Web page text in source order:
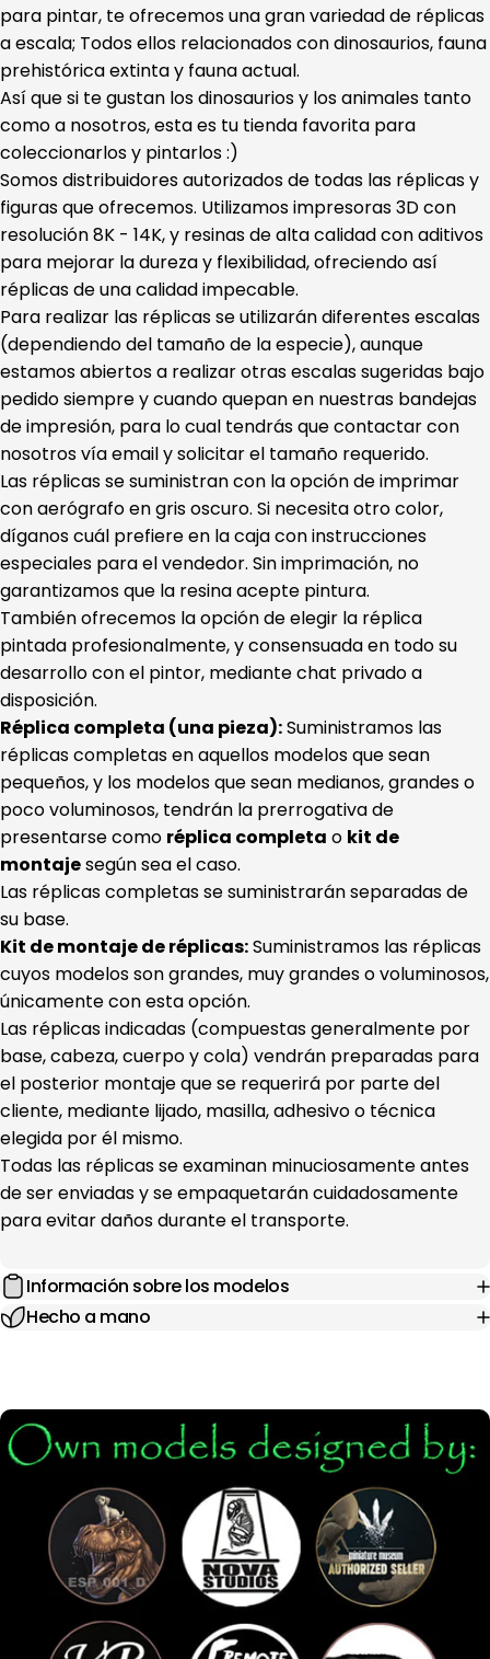
para pintar, te ofrecemos una gran variedad de réplicas
a escala; Todos ellos relacionados con dinosaurios, fauna
prehistórica extinta y fauna actual.
Así que si te gustan los dinosaurios y los animales tanto
como a nosotros, esta es tu tienda favorita para
coleccionarlos y pintarlos :)
Somos distribuidores autorizados de todas las réplicas y
figuras que ofrecemos. Utilizamos impresoras 3D con
resolución 8K - 14K, y resinas de alta calidad con aditivos
para mejorar la dureza y flexibilidad, ofreciendo así
réplicas de una calidad impecable.
Para realizar las réplicas se utilizarán diferentes escalas
(dependiendo del tamaño de la especie), aunque
estamos abiertos a realizar otras escalas sugeridas bajo
pedido siempre y cuando quepan en nuestras bandejas
de impresión, para lo cual tendrás que contactar con
nosotros vía email y solicitar el tamaño requerido.
Las réplicas se suministran con la opción de imprimar
con aerógrafo en gris oscuro. Si necesita otro color,
díganos cuál prefiere en la caja con instrucciones
especiales para el vendedor. Sin imprimación, no
garantizamos que la resina acepte pintura.
También ofrecemos la opción de elegir la réplica
pintada profesionalmente, y consensuada en todo su
desarrollo con el pintor, mediante chat privado a
disposición.
Réplica completa (una pieza):Suministramos las
réplicas completas en aquellos modelos que sean
pequeños, y los modelos que sean medianos, grandes o
poco voluminosos, tendrán la prerrogativa de
presentarse como réplica completa o kit de
montajesegún sea el caso.
Las réplicas completas se suministrarán separadas de
su base.
Kit de montaje de réplicas:Suministramos las réplicas
cuyos modelos son grandes, muy grandes o voluminosos,
únicamente con esta opción.
Las réplicas indicadas (compuestas generalmente por
base, cabeza, cuerpo y cola) vendrán preparadas para
el posterior montaje que se requerirá por parte del
cliente, mediante lijado, masilla, adhesivo o técnica
elegida por él mismo.
Todas las réplicas se examinan minuciosamente antes
de ser enviadas y se empaquetarán cuidadosamente
para evitar daños durante el transporte.
Información sobre los modelos
Hecho a mano